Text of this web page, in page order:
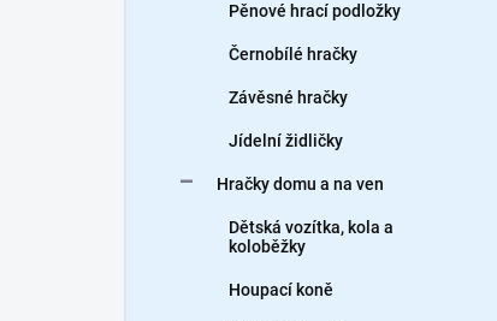
Pěnové hrací podložky
Černobílé hračky
Závěsné hračky
Jídelní židličky
Hračky domu a na ven
Dětská vozítka, kola a
koloběžky
Houpací koně